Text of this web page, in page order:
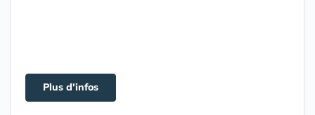
Plus d'infos